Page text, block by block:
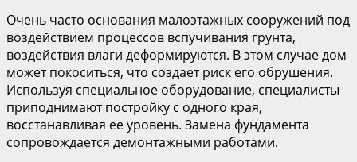
Очень часто основания малоэтажных сооружений под
воздействием процессов вспучивания грунта,
воздействия влаги деформируются. В этом случае дом
может покоситься, что создает риск его обрушения.
Используя специальное оборудование, специалисты
приподнимают постройку с одного края,
восстанавливая ее уровень. Замена фундамента
сопровождается демонтажными работами.